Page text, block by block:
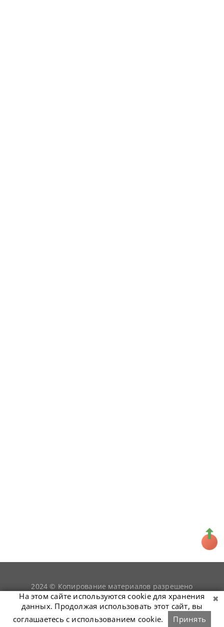
2024 © Копирование материалов разрешено
только при условии гиперссылки наsnookerist.ru
На этом сайте используются cookie для хранения
данных. Продолжая использовать этот сайт, вы
соглашаетесь с использованием cookie.
Принять